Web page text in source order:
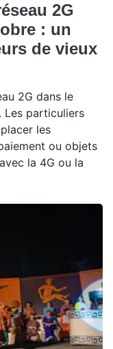
2G
: un
de vieux
2G dans le
Les particuliers
les
ou objets
la 4G ou la